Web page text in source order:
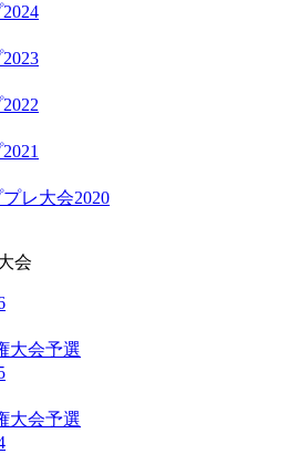
レ大会2020
会
大会予選
大会予選